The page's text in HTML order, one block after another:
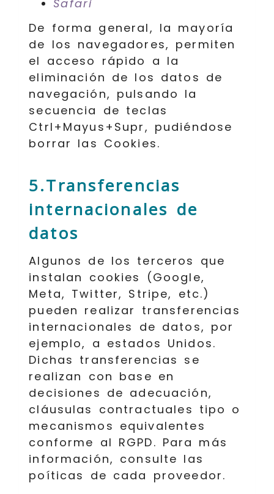
Safari
De forma general, la mayoría
de los navegadores, permiten
el acceso rápido a la
eliminación de los datos de
navegación, pulsando la
secuencia de teclas
Ctrl+Mayus+Supr, pudiéndose
borrar las Cookies.
5.Transferencias
internacionales de
datos
Algunos de los terceros que
instalan cookies (Google,
Meta, Twitter, Stripe, etc.)
pueden realizar transferencias
internacionales de datos, por
ejemplo, a estados Unidos.
Dichas transferencias se
realizan con base en
decisiones de adecuación,
cláusulas contractuales tipo o
mecanismos equivalentes
conforme al RGPD. Para más
información, consulte las
poíticas de cada proveedor.